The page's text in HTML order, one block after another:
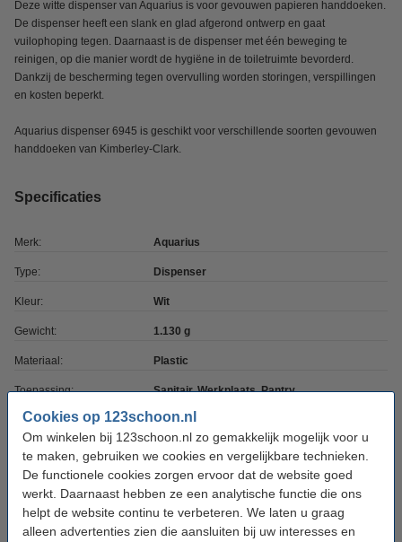
Cookies op 123schoon.nl
Om winkelen bij 123schoon.nl zo gemakkelijk mogelijk voor u
te maken, gebruiken we cookies en vergelijkbare technieken.
De functionele cookies zorgen ervoor dat de website goed
werkt. Daarnaast hebben ze een analytische functie die ons
helpt de website continu te verbeteren. We laten u graag
alleen advertenties zien die aansluiten bij uw interesses en
Deze witte dispenser van Aquarius is voor gevouwen papieren handdoeken.
De dispenser heeft een slank en glad afgerond ontwerp en gaat
vuilophoping tegen. Daarnaast is de dispenser met één beweging te
reinigen, op die manier wordt de hygiëne in de toiletruimte bevorderd.
Dankzij de bescherming tegen overvulling worden storingen, verspillingen
en kosten beperkt.
Aquarius dispenser 6945 is geschikt voor verschillende soorten gevouwen
handdoeken van Kimberley-Clark.
Specificaties
Merk: Aquarius
Type: Dispenser
Kleur: Wit
Gewicht: 1.130 g
Materiaal: Plastic
Toepassing: Sanitair, Werkplaats, Pantry
Breedte: 14,6 cm
Hoogte: 41,8 cm
Lengte: 27,4 cm
Capaciteit: 1,13 l